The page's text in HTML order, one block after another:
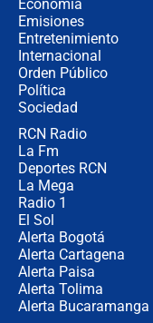
Economía
Emisiones
Entretenimiento
Internacional
Orden Público
Política
Sociedad
RCN Radio
La Fm
Deportes RCN
La Mega
Radio 1
El Sol
Alerta Bogotá
Alerta Cartagena
Alerta Paisa
Alerta Tolima
Alerta Bucaramanga